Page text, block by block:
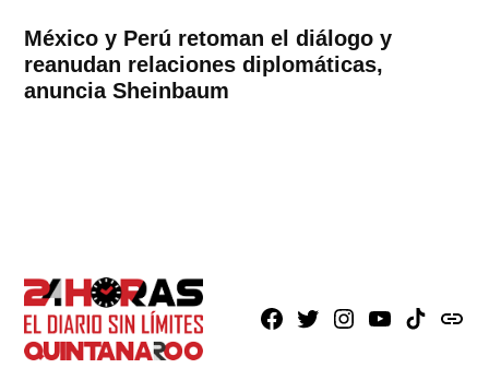
México y Perú retoman el diálogo y
reanudan relaciones diplomáticas,
anuncia Sheinbaum
Facebook
X Instagram
YoutubeTikTokissuu